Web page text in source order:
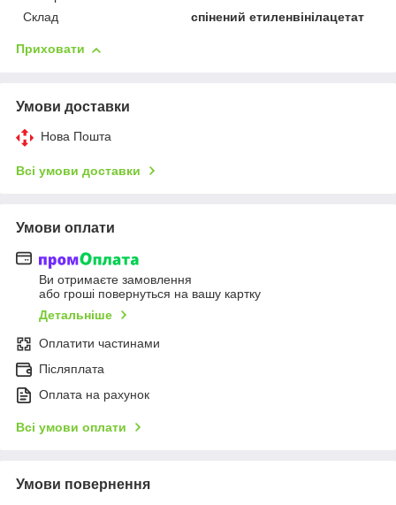
Склад
спінений етиленвінілацетат
Приховати
Умови доставки
Нова Пошта
Всі умови доставки
Умови оплати
Ви отримаєте замовлення
або гроші повернуться на вашу картку
Детальніше
Оплатити частинами
Післяплата
Оплата на рахунок
Всі умови оплати
Умови повернення